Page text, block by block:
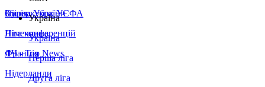
Збірна України
Італія
Німеччина
Франція
Нідерланди
Суперкубок УЄФА
Ліга конференцій
ЛЧ - Top News
Україна
Україна
Перша ліга
Друга ліга